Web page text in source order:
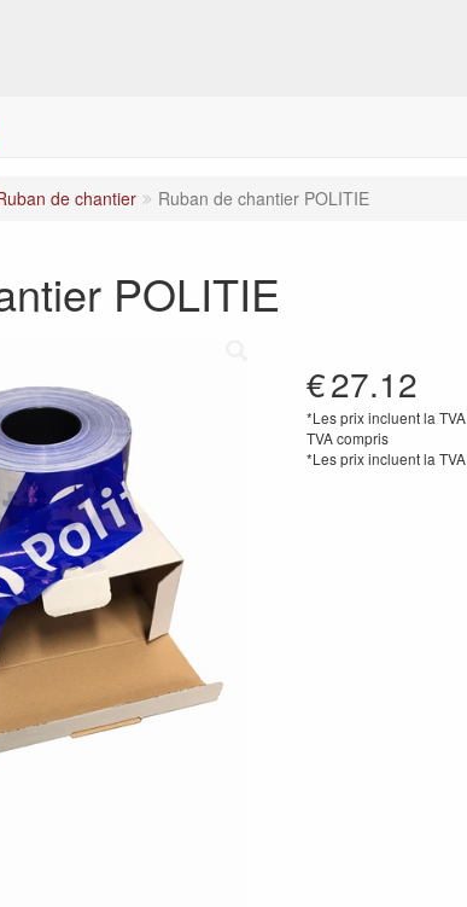
de chantier Ruban de chantier POLITIE
POLITIE
€27.12
*Les prix incluent la TVA
TVA compris
*Les prix incluent la TVA